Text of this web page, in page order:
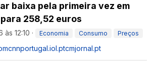
baixa pela primeira vez em
258,52 euros
12:10 · Economia Consumo Preços
cnnportugal.iol.ptcmjornal.pt